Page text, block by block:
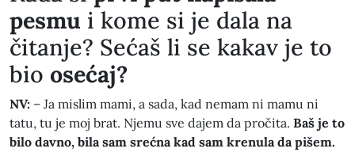
pesmu i kome si je dala na
čitanje? Sećaš li se kakav je to
bio osećaj?
NV: – Ja mislim mami, a sada, kad nemam ni mamu ni
tatu, tu je moj brat. Njemu sve dajem da pročita. Baš je to
bilo davno, bila sam srećna kad sam krenula da pišem.